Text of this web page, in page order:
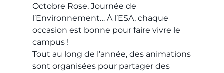
Octobre Rose, Journée de
l’Environnement… À l’ESA, chaque
occasion est bonne pour faire vivre le
campus !
Tout au long de l’année, des animations
sont organisées pour partager des